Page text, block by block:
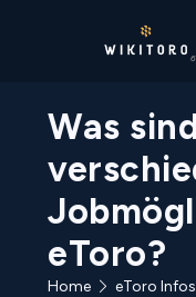
Was
eToro?
Home eToro Infos